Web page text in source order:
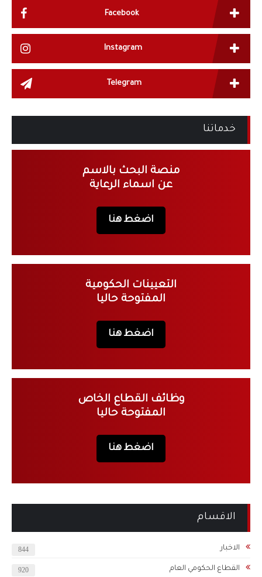
Facebook
Instagram
Telegram
خدماتنا
منصة البحث بالاسم
عن اسماء الرعاية
اضغط هنا
التعيينات الحكومية
المفتوحة حاليا
اضغط هنا
وظائف القطاع الخاص
المفتوحة حاليا
اضغط هنا
الاقسام
الاخبار 844
القطاع الحكومي العام 920